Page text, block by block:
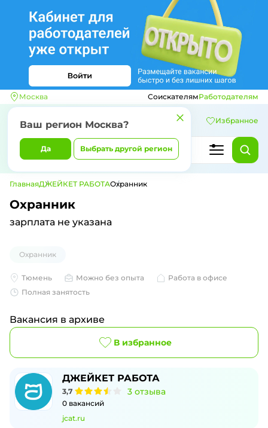
Москва
Ваш регион Москва?
Да Выбрать другой регион
СоискателямРаботодателям
Избранное
ГлавнаяДЖЕЙКЕТ РАБОТАОхранник
Охранник
зарплата не указана
Охранник
Тюмень Можно без опыта
Работа в офисе
Полная занятость
Вакансия в архиве
В избранное
ДЖЕЙКЕТ РАБОТА
3,7 3 отзыва
0 вакансий
jcat.ru